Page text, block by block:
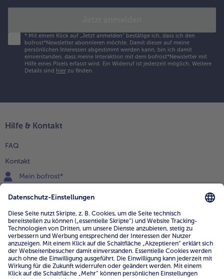
* Mit einem Klick auf „Jetzt anmelden" bestätige ich, dass ich den
bofrost*Newsletter abonnieren möchte. Damit dieser auf meine
persönlichen Interessen abgestimmt werden kann, bin ich damit
einverstanden, dass meine Interaktion mit dem bofrost*Newsletter mit
Hilfe eines Pixels erfasst wird. Ein Widerruf ist jederzeit möglich. Weitere
Details sind hier zu finden.
Hilfe & Kontakt
FAQ
Kontakt
Mein bofrost*
0800 - 000 19 18
Mo.-Fr.: 7-21 Uhr Sa: 8-16 Uhr
Service